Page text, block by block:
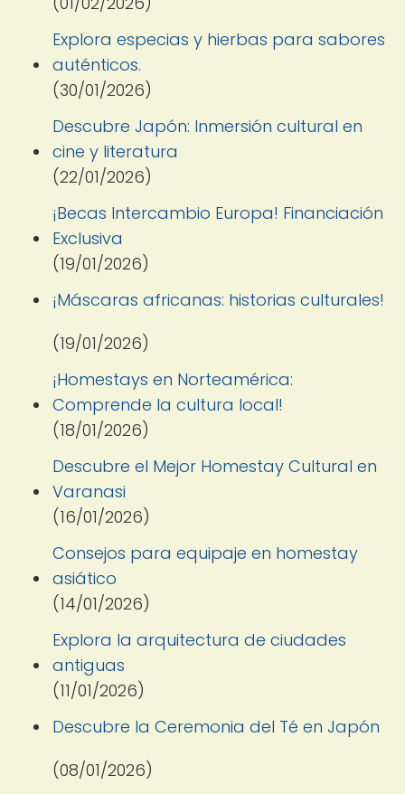
Explora especias y hierbas para sabores
auténticos.
(30/01/2026)
Descubre Japón: Inmersión cultural en
cine y literatura
(22/01/2026)
¡Becas Intercambio Europa! Financiación
Exclusiva
(19/01/2026)
¡Máscaras africanas: historias culturales!
(19/01/2026)
¡Homestays en Norteamérica:
Comprende la cultura local!
(18/01/2026)
Descubre el Mejor Homestay Cultural en
Varanasi
(16/01/2026)
Consejos para equipaje en homestay
asiático
(14/01/2026)
Explora la arquitectura de ciudades
antiguas
(11/01/2026)
Descubre la Ceremonia del Té en Japón
(08/01/2026)